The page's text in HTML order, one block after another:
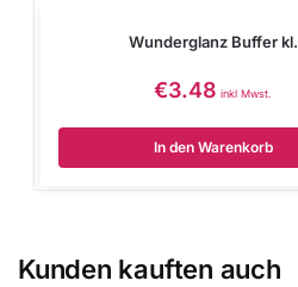
Wunderglanz Buffer kl.
€3.48 inkl Mwst.
In den Warenkorb
Kunden kauften auch